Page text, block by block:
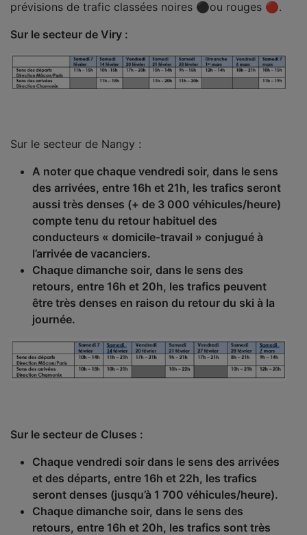
prévisions de trafic classées noires ⚫ou rouges 🔴.
Sur le secteur de Viry :
Sur le secteur de Nangy :
A noter que chaque vendredi soir, dans le sens
des arrivées, entre 16h et 21h, les trafics seront
aussi très denses (+ de 3 000 véhicules/heure)
compte tenu du retour habituel des
conducteurs « domicile-travail » conjugué à
l’arrivée de vacanciers.
Chaque dimanche soir, dans le sens des
retours, entre 16h et 20h, les trafics peuvent
être très denses en raison du retour du ski à la
journée.
Sur le secteur de Cluses :
Chaque vendredi soir dans le sens des arrivées
et des départs, entre 16h et 22h, les trafics
seront denses (jusqu’à 1 700 véhicules/heure).
Chaque dimanche soir, dans le sens des
retours, entre 16h et 20h, les trafics sont très